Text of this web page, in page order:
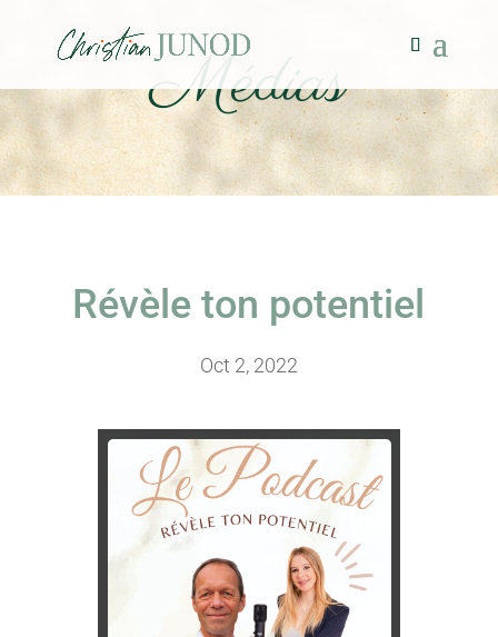
Médias
Révèle ton potentiel
Oct 2, 2022